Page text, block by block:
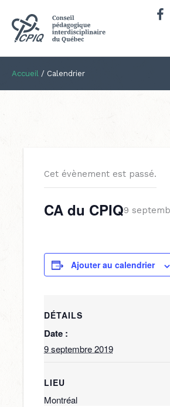
Accueil / Calendrier
Cet évènement est passé.
CA du CPIQ9
Ajouter au calendrier
DÉTAILS
Date :
9 septembre 2019
LIEU
Montréal